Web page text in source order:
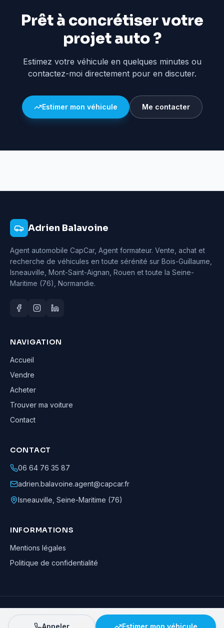
Prêt à concrétiser votre
projet auto ?
Estimez votre véhicule en quelques minutes ou
contactez-moi directement pour en discuter.
Estimer mon véhicule Me contacter
Adrien Balavoine
Agent automobile CapCar, Agent formateur. Vente, achat et
recherche de véhicules en toute sérénité sur Bois-Guillaume,
Isneauville, Mont-Saint-Aignan, Rouen et toute la Seine-
Maritime (76), Normandie.
NAVIGATION
Accueil
Vendre
Acheter
Trouver ma voiture
Contact
CONTACT
06 64 76 35 87
adrien.balavoine.agent@capcar.fr
Isneauville Seine-Maritime (76)
INFORMATIONS
Mentions légales
Politique de confidentialité
Adrien Balavoine—Agent automobile CapCar, Agent formateur· ©
· Tous droits réservés
Appeler Estimer mon véhicule